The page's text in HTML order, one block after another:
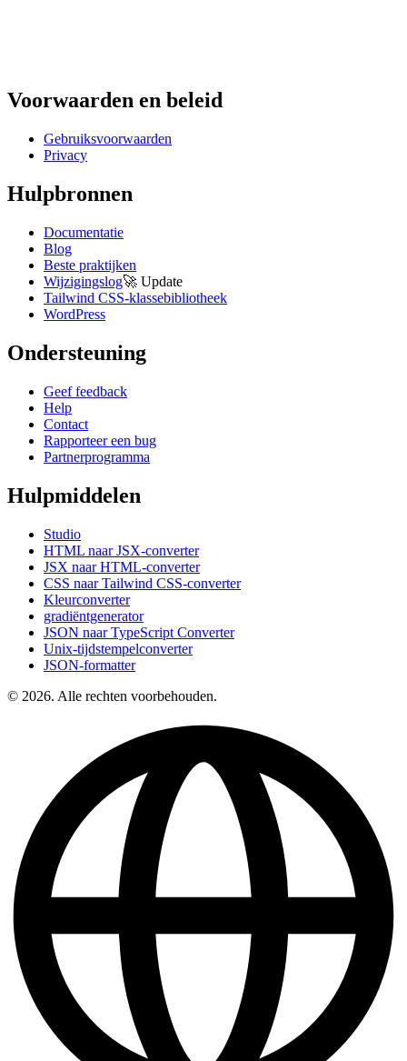
Voorwaarden en beleid
Gebruiksvoorwaarden
Privacy
Hulpbronnen
Documentatie
Blog
Beste praktijken
Wijzigingslog🚀 Update
Tailwind CSS-klassebibliotheek
WordPress
Ondersteuning
Geef feedback
Help
Contact
Rapporteer een bug
Partnerprogramma
Hulpmiddelen
Studio
HTML naar JSX-converter
JSX naar HTML-converter
CSS naar Tailwind CSS-converter
Kleurconverter
gradiëntgenerator
JSON naar TypeScript Converter
Unix-tijdstempelconverter
JSON-formatter
© 2026. Alle rechten voorbehouden.